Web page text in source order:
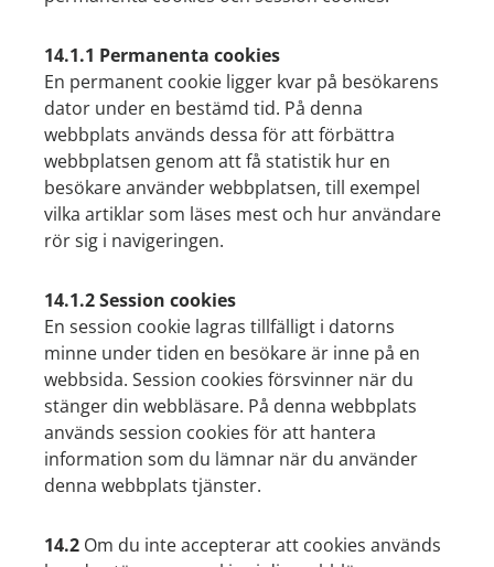
14.1.1 Permanenta cookies
En permanent cookie ligger kvar på besökarens
dator under en bestämd tid. På denna
webbplats används dessa för att förbättra
webbplatsen genom att få statistik hur en
besökare använder webbplatsen, till exempel
vilka artiklar som läses mest och hur användare
rör sig i navigeringen.
14.1.2 Session cookies
En session cookie lagras tillfälligt i datorns
minne under tiden en besökare är inne på en
webbsida. Session cookies försvinner när du
stänger din webbläsare. På denna webbplats
används session cookies för att hantera
information som du lämnar när du använder
denna webbplats tjänster.
14.2 Om du inte accepterar att cookies används